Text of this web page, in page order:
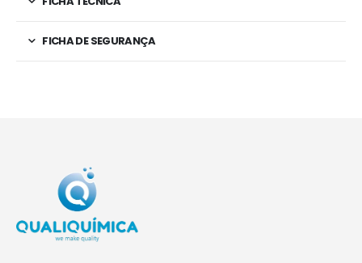
FICHA DE SEGURANÇA